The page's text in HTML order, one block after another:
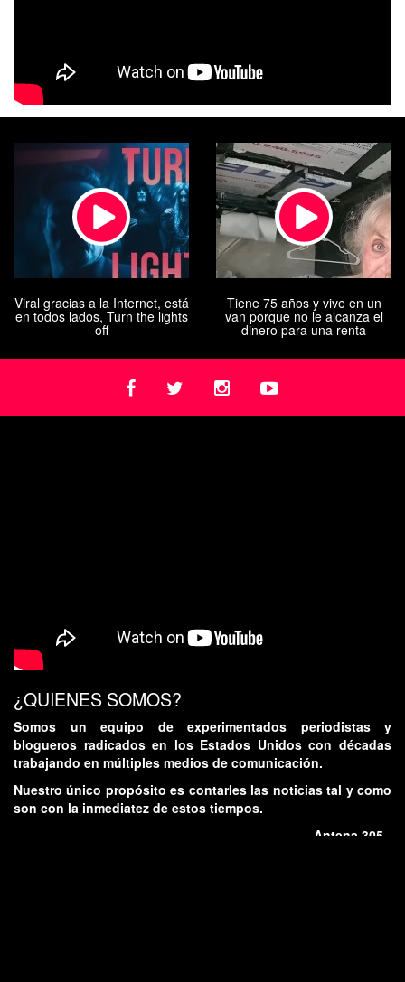
Viral gracias a la Internet, está
en todos lados, Turn the lights
off
Tiene 75 años y vive en un
van porque no le alcanza el
dinero para una renta
¿QUIENES SOMOS?
Somos un equipo de experimentados periodistas y
blogueros radicados en los Estados Unidos con décadas
trabajando en múltiples medios de comunicación.
Nuestro único propósito es contarles las noticias tal y como
son con la inmediatez de estos tiempos.
- Antena 305 -